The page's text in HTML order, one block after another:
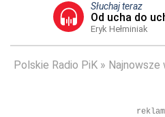
Słuchaj teraz
Od ucha do
Eryk Hełminiak
Polskie Radio PiK Najnowsze